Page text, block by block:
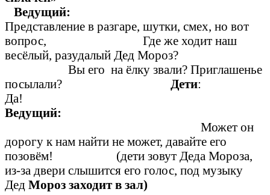
Представление в разгаре, шутки, смех, но вот
вопрос, Где же ходит наш
весёлый, разудалый Дед Мороз?
Вы его на ёлку звали? Приглашенье
посылали? Дети:
Ведущий:
Может он
дорогу к нам найти не может, давайте его
позовём! (дети зовут Деда Мороза,
из-за двери слышится его голос, под музыку
Дед Мороз заходит в зал)